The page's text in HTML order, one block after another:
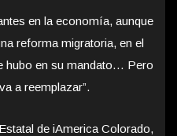
en la economía, aunque
reforma migratoria, en el
hubo en su mandato… Pero
a reemplazar”.
de iAmerica Colorado,